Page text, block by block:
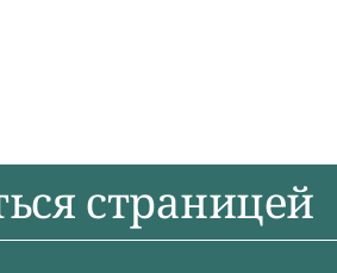
страницей